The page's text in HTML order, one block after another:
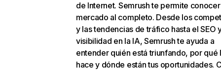
de Internet. Semrush te permite
mercado al completo. Desde los
y las tendencias de tráfico hasta el SEO
visibilidad en la IA, Semrush te ayuda a
entender quién está triunfando, por qué
hace y dónde están tus oportunidades.